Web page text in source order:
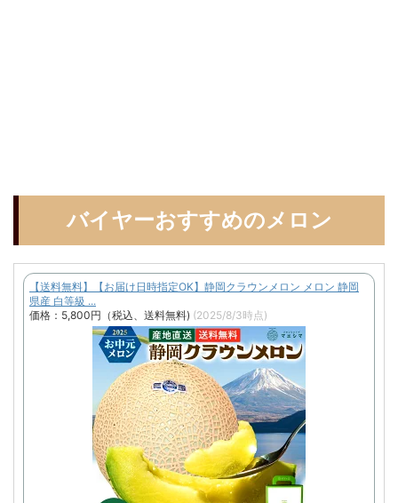
バイヤーおすすめのメロン
【送料無料】【お届け日時指定OK】静岡クラウンメロン メロン 静岡
県産 白等級 ...
価格：5,800円（税込、送料無料) (2025/8/3時点)